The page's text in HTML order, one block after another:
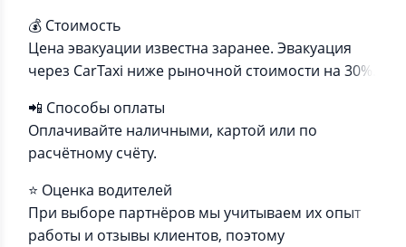
💰 Стоимость
Цена эвакуации известна заранее. Эвакуация
через CarTaxi ниже рыночной стоимости на 30%.
📲 Способы оплаты
Оплачивайте наличными, картой или по
расчётному счёту.
⭐️ Оценка водителей
При выборе партнёров мы учитываем их опыт
работы и отзывы клиентов, поэтому